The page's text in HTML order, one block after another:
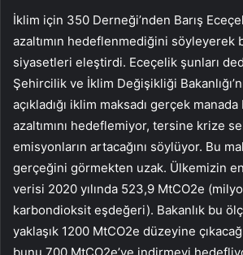
İklim için 350 Derneği’nden Barış
azaltımın hedeflenmediğini söyleyerek
siyasetleri eleştirdi. Eceçelik şunları
Şehircilik ve İklim Değişikliği
açıkladığı iklim maksadı gerçek
azaltımını hedeflemiyor, tersine krize
emisyonların artacağını söylüyor. Bu
gerçeğini görmekten uzak. Ülkemizin
verisi 2020 yılında 523,9 MtCO2e
karbondioksit eşdeğeri). Bakanlık bu
yaklaşık 1200 MtCO2e düzeyine